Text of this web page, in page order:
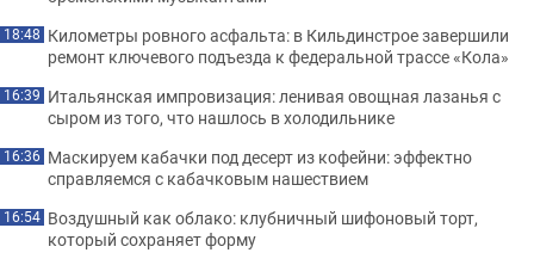
18:48 Километры ровного асфальта: в Кильдинстрое завершили
ремонт ключевого подъезда к федеральной трассе «Кола»
16:39 Итальянская импровизация: ленивая овощная лазанья с
сыром из того, что нашлось в холодильнике
16:36 Маскируем кабачки под десерт из кофейни: эффектно
справляемся с кабачковым нашествием
16:54 Воздушный как облако: клубничный шифоновый торт,
который сохраняет форму